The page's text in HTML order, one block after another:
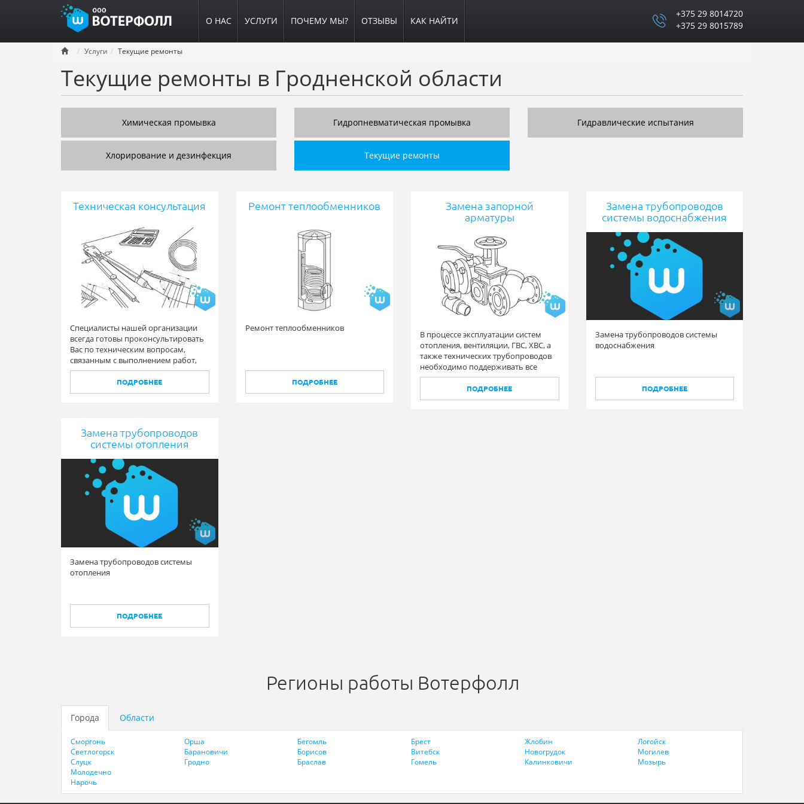
О НАС УСЛУГИ ПОЧЕМУ МЫ? ОТЗЫВЫ КАК НАЙТИ
+375 29 8014720
+375 29 8015789
Услуги Текущие ремонты
Текущие ремонты в Гродненской области
Химическая промывка Гидропневматическая промывка Гидравлические испытания
Хлорирование и дезинфекция Текущие ремонты
Техническая консультация
Специалисты нашей организации
всегда готовы проконсультировать
Вас по техническим вопросам,
связанным с выполнением работ,
предложить свои варианты
решения различного рода задач.
ПОДРОБНЕЕ
Ремонт теплообменников
Ремонт теплообменников
ПОДРОБНЕЕ
Замена запорной
арматуры
В процессе эксплуатации систем
отопления, вентиляции, ГВС, ХВС, а
также технических трубопроводов
необходимо поддерживать все
элементы в исправном состоянии, в
том числе и запорную арматуру.
ПОДРОБНЕЕ
Замена трубопроводов
системы водоснабжения
Замена трубопроводов системы
водоснабжения
ПОДРОБНЕЕ
Замена трубопроводов
системы отопления
Замена трубопроводов системы
отопления
ПОДРОБНЕЕ
Регионы работы Вотерфолл
Города Области
Сморгонь
Светлогорск
Слуцк
Орша
Барановичи
Гродно
Бегомль
Борисов
Браслав
Брест
Витебск
Гомель
Жлобин
Новогрудок
Калинковичи
Логойск
Могилев
Мозырь
Молодечно
Нарочь